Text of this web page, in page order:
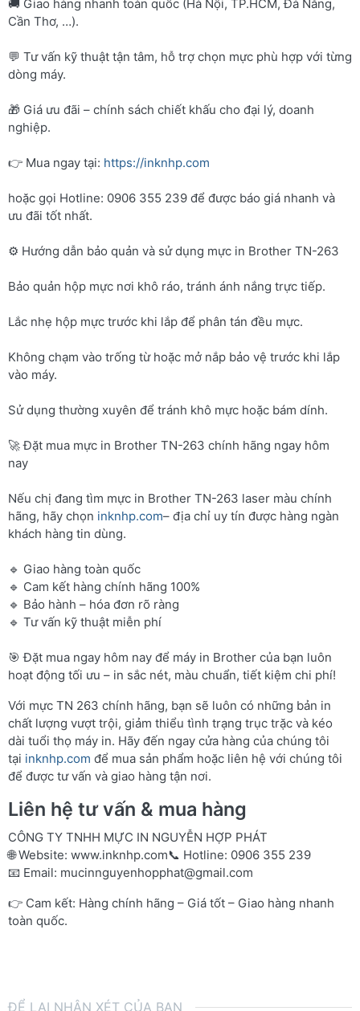
🚚 Giao hàng nhanh toàn quốc (Hà Nội, TP.HCM, Đà Nẵng,
Cần Thơ, …).
💬 Tư vấn kỹ thuật tận tâm, hỗ trợ chọn mực phù hợp với từng
dòng máy.
🎁 Giá ưu đãi – chính sách chiết khấu cho đại lý, doanh
nghiệp.
👉 Mua ngay tại: https://inknhp.com
hoặc gọi Hotline: 0906 355 239 để được báo giá nhanh và
ưu đãi tốt nhất.
⚙️ Hướng dẫn bảo quản và sử dụng mực in Brother TN-263
Bảo quản hộp mực nơi khô ráo, tránh ánh nắng trực tiếp.
Lắc nhẹ hộp mực trước khi lắp để phân tán đều mực.
Không chạm vào trống từ hoặc mở nắp bảo vệ trước khi lắp
vào máy.
Sử dụng thường xuyên để tránh khô mực hoặc bám dính.
🚀 Đặt mua mực in Brother TN-263 chính hãng ngay hôm
nay
Nếu chị đang tìm mực in Brother TN-263 laser màu chính
hãng, hãy chọn inknhp.com– địa chỉ uy tín được hàng ngàn
khách hàng tin dùng.
🔹 Giao hàng toàn quốc
🔹 Cam kết hàng chính hãng 100%
🔹 Bảo hành – hóa đơn rõ ràng
🔹 Tư vấn kỹ thuật miễn phí
🎯 Đặt mua ngay hôm nay để máy in Brother của bạn luôn
hoạt động tối ưu – in sắc nét, màu chuẩn, tiết kiệm chi phí!
Với mực TN 263 chính hãng, bạn sẽ luôn có những bản in
chất lượng vượt trội, giảm thiểu tình trạng trục trặc và kéo
dài tuổi thọ máy in. Hãy đến ngay cửa hàng của chúng tôi
tại inknhp.com để mua sản phẩm hoặc liên hệ với chúng tôi
để được tư vấn và giao hàng tận nơi.
Liên hệ tư vấn & mua hàng
CÔNG TY TNHH MỰC IN NGUYỄN HỢP PHÁT
🌐 Website: www.inknhp.com📞 Hotline: 0906 355 239
📧 Email: mucinnguyenhopphat@gmail.com
👉 Cam kết: Hàng chính hãng – Giá tốt – Giao hàng nhanh
toàn quốc.
ĐỂ LẠI NHẬN XÉT CỦA BẠN